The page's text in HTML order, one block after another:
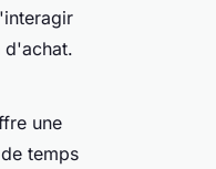
d'achat.
une
temps